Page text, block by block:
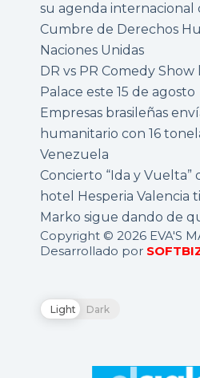
su agenda internacional
Cumbre de Derechos
Naciones Unidas
DR vs PR Comedy
Palace este 15 de agosto
Empresas brasileñas
humanitario con 16
Venezuela
Concierto “Ida y Vuelta”
hotel Hesperia Valencia
Marko sigue dando de
Copyright © 2026 EVA'S
Desarrollado por
Light Dark